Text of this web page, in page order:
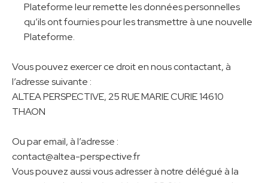
Plateforme leur remette les données personnelles
qu’ils ont fournies pour les transmettre à une nouvelle
Plateforme.
Vous pouvez exercer ce droit en nous contactant, à
l’adresse suivante :
ALTEA PERSPECTIVE, 25 RUE MARIE CURIE 14610
THAON
Ou par email, à l’adresse :
contact@altea-perspective.fr
Vous pouvez aussi vous adresser à notre délégué à la